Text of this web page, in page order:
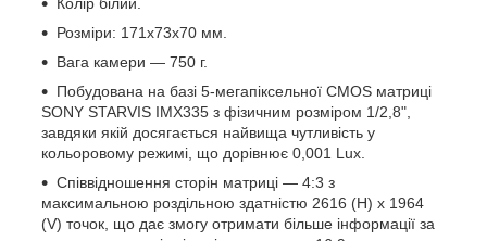
Розміри: 171x73x70 мм.
Вага камери — 750 г.
Побудована на базі 5-мегапіксельної CMOS матриці
SONY STARVIS IMX335 з фізичним розміром 1/2,8",
завдяки якій досягається найвища чутливість у
кольоровому режимі, що дорівнює 0,001 Lux.
Співвідношення сторін матриці — 4:3 з
максимальною роздільною здатністю 2616 (H) x 1964
(V) точок, що дає змогу отримати більше інформації за